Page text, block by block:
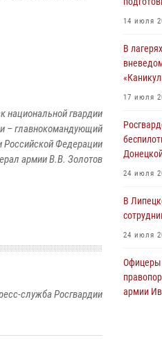
национальной гвардии
– главнокомандующий
Российской Федерации
армии В.В. Золотов
служба Росгвардии
Липецке
03
03
южном
время
14 июля
В
17 июля
24 июля
В
24 июля
Офицеры
армии